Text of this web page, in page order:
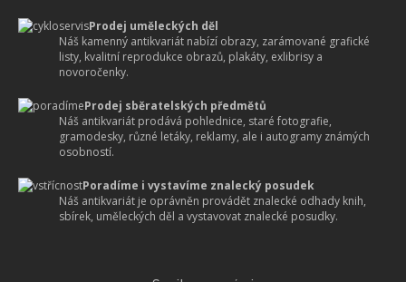
Prodej uměleckých děl
Náš kamenný antikvariát nabízí obrazy, zarámované grafické
listy, kvalitní reprodukce obrazů, plakáty, exlibrisy a
novoročenky.
Prodej sběratelských předmětů
Náš antikvariát prodává pohlednice, staré fotografie,
gramodesky, různé letáky, reklamy, ale i autogramy známých
osobností.
Poradíme i vystavíme znalecký posudek
Náš antikvariát je oprávněn provádět znalecké odhady knih,
sbírek, uměleckých děl a vystavovat znalecké posudky.